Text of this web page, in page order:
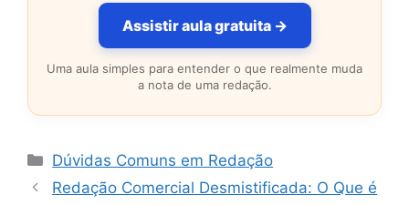
Assistir aula gratuita →
Uma aula simples para entender o que realmente muda
a nota de uma redação.
Categorias
Dúvidas Comuns em Redação
Redação Comercial Desmistificada: O Que é